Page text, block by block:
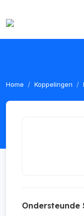
Home Koppelingen